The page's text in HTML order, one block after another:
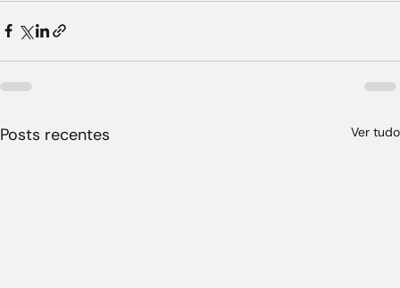
Posts recentes Ver tudo